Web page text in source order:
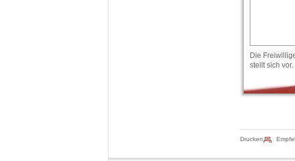
Die
stellt sich vor.
Drucken